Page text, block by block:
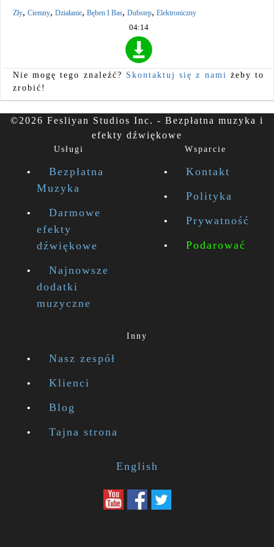
Zły, Ciemny, Działanie, Bęben I Bas, Dubstep, Elektroniczny
04:14
Nie mogę tego znaleźć? Skontaktuj się z nami żeby to
zrobić!
©2026 Fesliyan Studios Inc. - Bezpłatna muzyka i
efekty dźwiękowe
Usługi
Bezpłatna
Muzyka
Darmowe
efekty
dźwiękowe
Najnowsze
dodatki
muzyczne
Wsparcie
Kontakt
Polityka
Prywatność
Podarować
Inny
Nasz zespół
Klienci
Blog
Tajna strona
English